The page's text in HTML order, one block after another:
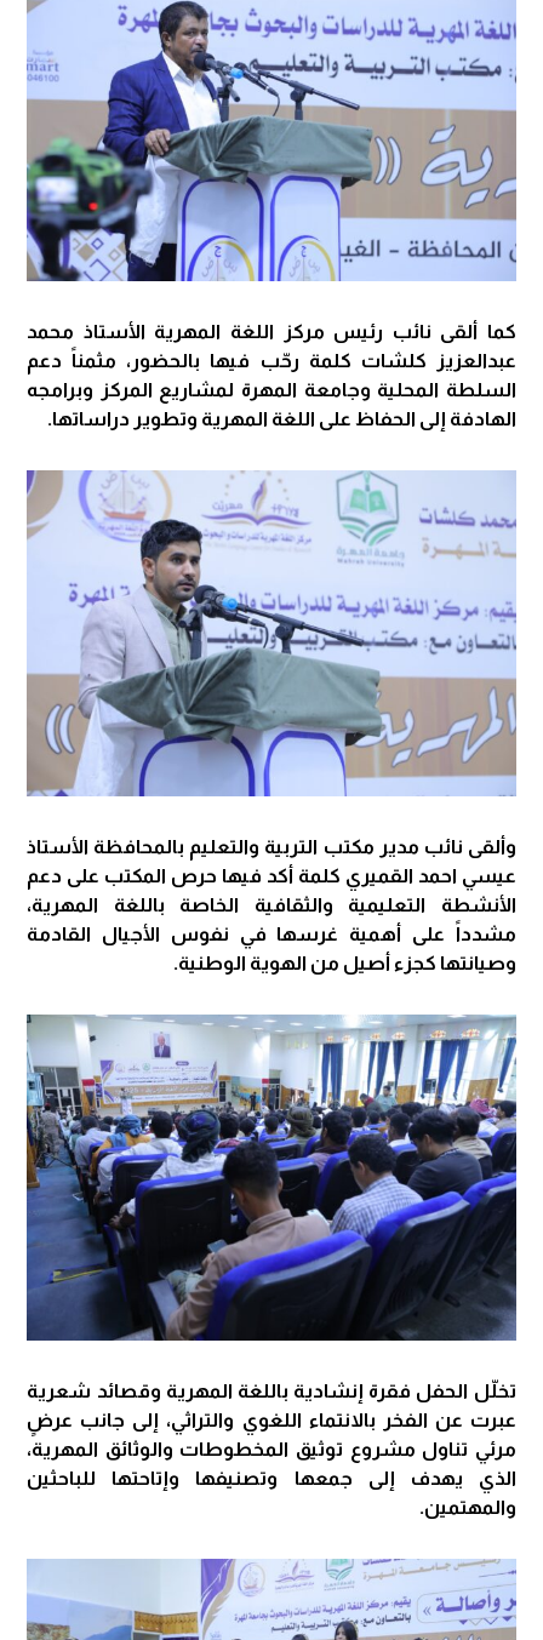
كما ألقى نائب رئيس مركز اللغة المهرية الأستاذ محمد
عبدالعزيز كلشات كلمة رحّب فيها بالحضور، مثمناً دعم
السلطة المحلية وجامعة المهرة لمشاريع المركز وبرامجه
الهادفة إلى الحفاظ على اللغة المهرية وتطوير دراساتها.
وألقى نائب مدير مكتب التربية والتعليم بالمحافظة الأستاذ
عيسي احمد القميري كلمة أكد فيها حرص المكتب على دعم
الأنشطة التعليمية والثقافية الخاصة باللغة المهرية،
مشدداً على أهمية غرسها في نفوس الأجيال القادمة
وصيانتها كجزء أصيل من الهوية الوطنية.
تخلّل الحفل فقرة إنشادية باللغة المهرية وقصائد شعرية
عبرت عن الفخر بالانتماء اللغوي والتراثي، إلى جانب عرضٍ
مرئي تناول مشروع توثيق المخطوطات والوثائق المهرية،
الذي يهدف إلى جمعها وتصنيفها وإتاحتها للباحثين
والمهتمين.